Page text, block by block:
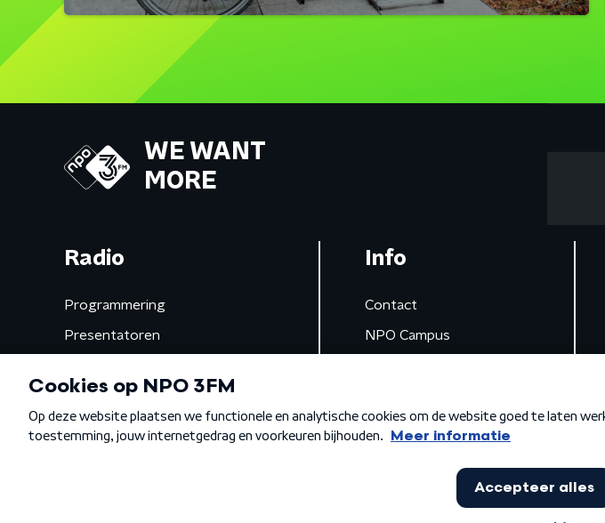
WE WANT
MORE
Radio
Programmering
Presentatoren
Gemist
Info
Contact
NPO Campus
Algemene voorwaarden Privacybeleid